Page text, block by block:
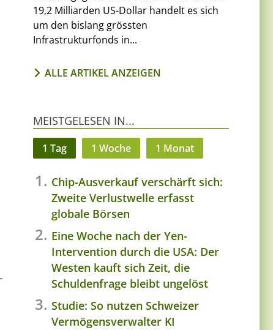
19,2 Milliarden US-Dollar handelt es sich
um den bislang grössten
Infrastrukturfonds in...
ALLE ARTIKEL ANZEIGEN
MEISTGELESEN IN...
1 Tag 1 Woche 1 Monat
Chip-Ausverkauf verschärft sich:
Zweite Verlustwelle erfasst
globale Börsen
Eine Woche nach der Yen-
Intervention durch die USA: Der
Westen kauft sich Zeit, die
Schuldenfrage bleibt ungelöst
Studie: So nutzen Schweizer
Vermögensverwalter KI